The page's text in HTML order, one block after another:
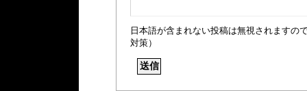
日本語が含まれない投稿は無視されますの
対策）